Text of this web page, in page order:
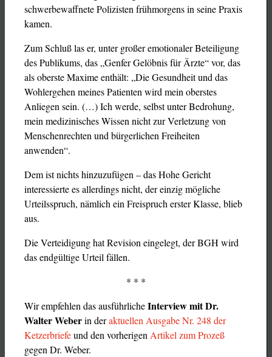
schwerbewaffnete Polizisten frühmorgens in seine Praxis
kamen.
Zum Schluß las er, unter großer emotionaler Beteiligung
des Publikums, das „Genfer Gelöbnis für Ärzte“ vor, das
als oberste Maxime enthält: „Die Gesundheit und das
Wohlergehen meines Patienten wird mein oberstes
Anliegen sein. (…) Ich werde, selbst unter Bedrohung,
mein medizinisches Wissen nicht zur Verletzung von
Menschenrechten und bürgerlichen Freiheiten
anwenden“.
Dem ist nichts hinzuzufügen – das Hohe Gericht
interessierte es allerdings nicht, der einzig mögliche
Urteilsspruch, nämlich ein Freispruch erster Klasse, blieb
aus.
Die Verteidigung hat Revision eingelegt, der BGH wird
das endgültige Urteil fällen.
* * *
Wir empfehlen das ausführlicheInterview mit Dr.
Walter Weberin deraktuellen Ausgabe Nr. 248 der
Ketzerbriefeund den vorherigenArtikel zum Prozeß
gegen Dr. Weber.